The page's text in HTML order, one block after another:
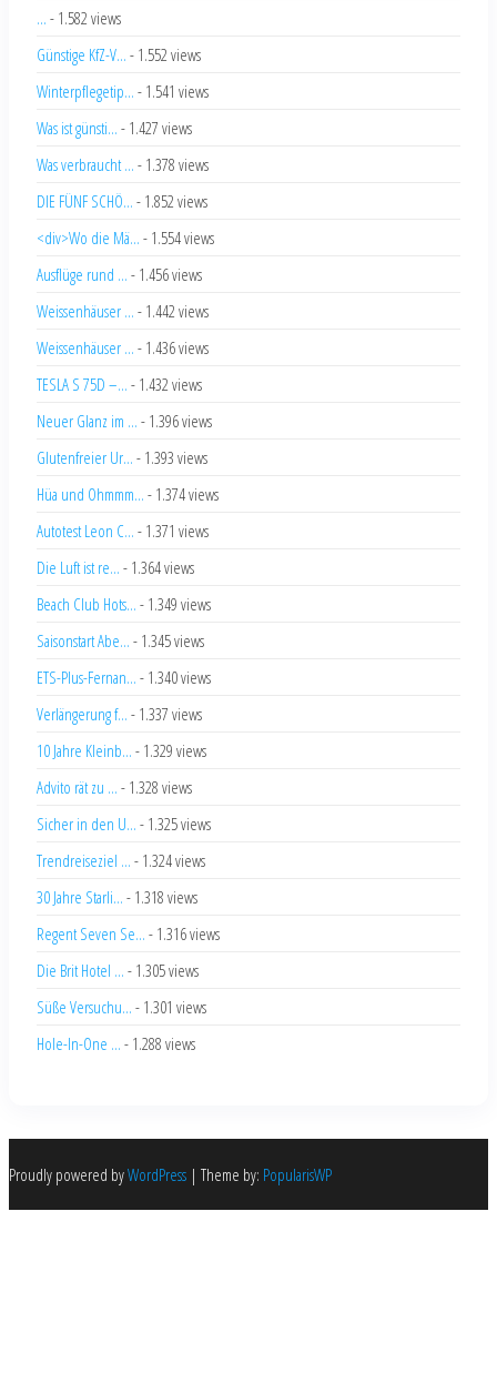
... - 1.582 views
Günstige KfZ-V... - 1.552 views
Winterpflegetip... - 1.541 views
Was ist günsti... - 1.427 views
Was verbraucht ... - 1.378 views
DIE FÜNF SCHÖ... - 1.852 views
<div>Wo die Mä... - 1.554 views
Ausflüge rund ... - 1.456 views
Weissenhäuser ... - 1.442 views
Weissenhäuser ... - 1.436 views
TESLA S 75D –... - 1.432 views
Neuer Glanz im ... - 1.396 views
Glutenfreier Ur... - 1.393 views
Hüa und Ohmmm... - 1.374 views
Autotest Leon C... - 1.371 views
Die Luft ist re... - 1.364 views
Beach Club Hots... - 1.349 views
Saisonstart Abe... - 1.345 views
ETS-Plus-Fernan... - 1.340 views
Verlängerung f... - 1.337 views
10 Jahre Kleinb... - 1.329 views
Advito rät zu ... - 1.328 views
Sicher in den U... - 1.325 views
Trendreiseziel ... - 1.324 views
30 Jahre Starli... - 1.318 views
Regent Seven Se... - 1.316 views
Die Brit Hotel ... - 1.305 views
Süße Versuchu... - 1.301 views
Hole-In-One ... - 1.288 views
Proudly powered byWordPress | Theme by: PopularisWP